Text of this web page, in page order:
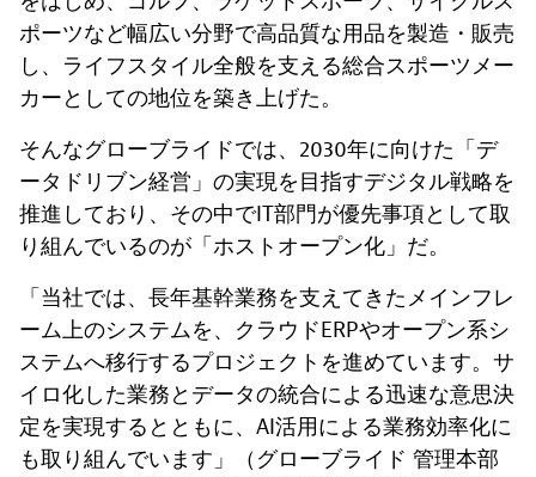
ポーツなど幅広い分野で高品質な用品を製造・販売
し、ライフスタイル全般を支える総合スポーツメー
カーとしての地位を築き上げた。
そんなグローブライドでは、2030年に向けた「デ
ータドリブン経営」の実現を目指すデジタル戦略を
推進しており、その中でIT部門が優先事項として取
り組んでいるのが「ホストオープン化」だ。
「当社では、長年基幹業務を支えてきたメインフレ
ーム上のシステムを、クラウドERPやオープン系シ
ステムへ移行するプロジェクトを進めています。サ
イロ化した業務とデータの統合による迅速な意思決
定を実現するとともに、AI活用による業務効率化に
も取り組んでいます」（グローブライド 管理本部